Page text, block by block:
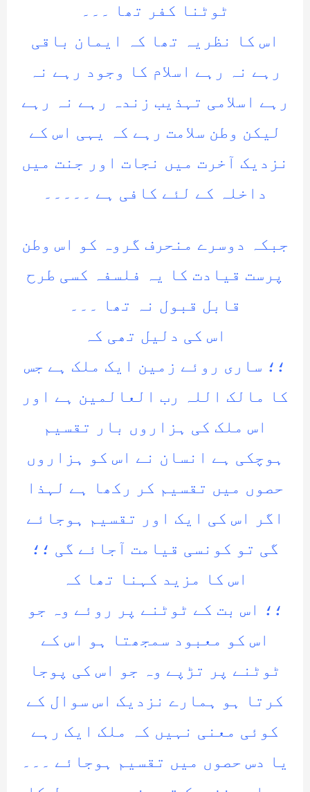
ٹوٹنا کفر تھا ۔۔۔
اس کا نظریہ تھا کہ ایمان باقی
رہے نہ رہے اسلام کا وجود رہے نہ
رہے اسلامی تہذیب زندہ رہے نہ رہے
لیکن وطن سلامت رہے کہ یہی اس کے
نزدیک آخرت میں نجات اور جنت میں
داخلہ کے لئے کافی ہے ۔۔۔۔۔
جبکہ دوسرے منحرف گروہ کو اس وطن
پرست قیادت کا یہ فلسفہ کسی طرح
قابل قبول نہ تھا ۔۔۔
اس کی دلیل تھی کہ
؛؛ ساری روئے زمین ایک ملک ہے جس
کا مالک اللہ رب العالمین ہے اور
اس ملک کی ہزاروں بار تقسیم
ہوچکی ہے انسان نے اس کو ہزاروں
حصوں میں تقسیم کر رکھا ہے لہذا
اگر اس کی ایک اور تقسیم ہوجائے
گی تو کونسی قیامت آجائے گی ؛؛
اس کا مزید کہنا تھا کہ
؛؛ اس بت کے ٹوٹنے پر روئے وہ جو
اس کو معبود سمجھتا ہو اس کے
ٹوٹنے پر تڑپے وہ جو اس کی پوجا
کرتا ہو ہمارے نزدیک اس سوال کے
کوئی معنی نہیں کہ ملک ایک رہے
یا دس حصوں میں تقسیم ہوجائے ۔۔۔